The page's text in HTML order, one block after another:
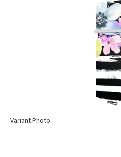
Variant Photo